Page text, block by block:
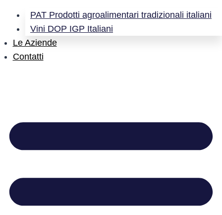
PAT Prodotti agroalimentari tradizionali italiani
Vini DOP IGP Italiani
Le Aziende
Contatti